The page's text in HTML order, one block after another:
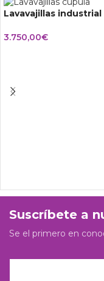
Lavavajillas
3.750,00€
Suscríbete a
Se el primero en